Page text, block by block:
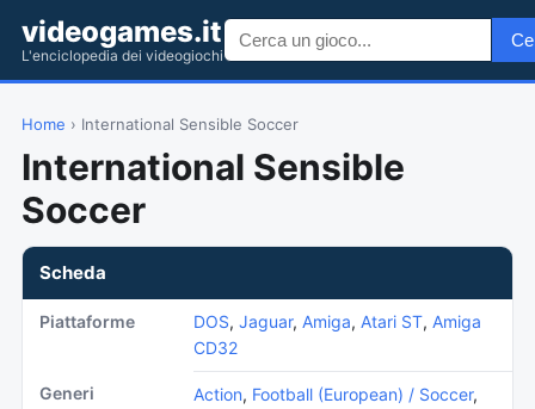
videogames.it
L'enciclopedia dei videogiochi
Home › International Sensible Soccer
International Sensible
Soccer
Scheda
Piattaforme DOS, Jaguar, Amiga, Atari ST, Amiga
CD32
Generi Action, Football (European) / Soccer,